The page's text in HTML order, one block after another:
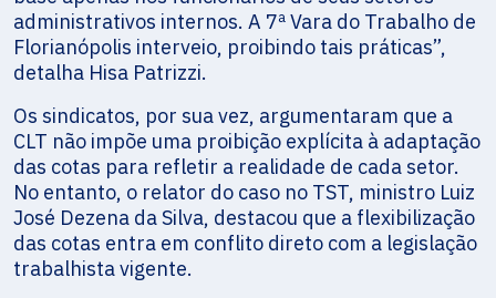
administrativos internos. A 7ª Vara do Trabalho de
Florianópolis interveio, proibindo tais práticas”,
detalha Hisa Patrizzi.
Os sindicatos, por sua vez, argumentaram que a
CLT não impõe uma proibição explícita à adaptação
das cotas para refletir a realidade de cada setor.
No entanto, o relator do caso no TST, ministro Luiz
José Dezena da Silva, destacou que a flexibilização
das cotas entra em conflito direto com a legislação
trabalhista vigente.